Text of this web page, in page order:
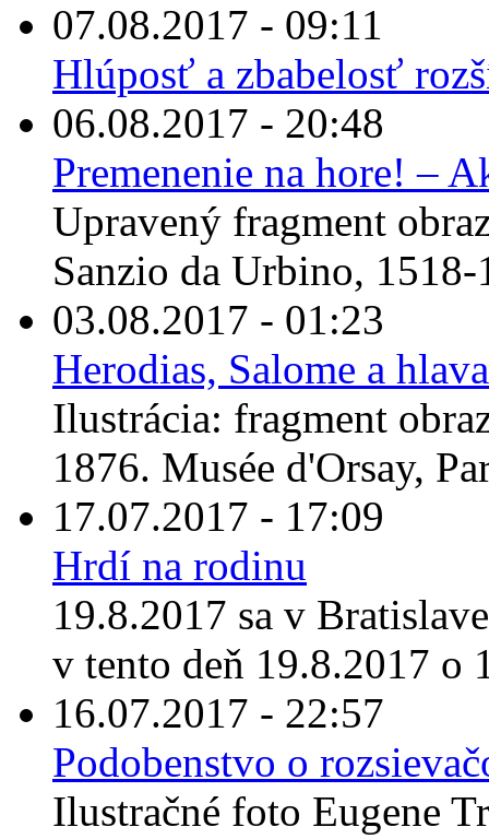
07.08.2017 - 09:11
Hlúposť a zbabelosť
06.08.2017 - 20:48
Premenenie na hore! –
Upravený fragment
Sanzio da Urbino,
03.08.2017 - 01:23
Herodias, Salome a hlava
Ilustrácia: fragment
1876. Musée d'Orsay,
17.07.2017 - 17:09
Hrdí na rodinu
19.8.2017 sa v
v tento deň 19.8.2017 o
16.07.2017 - 22:57
Podobenstvo o
Ilustračné foto Eugene